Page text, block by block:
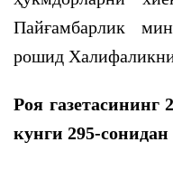
Пайғамбарлик
рошид
Роя
кунги 295-сонидан